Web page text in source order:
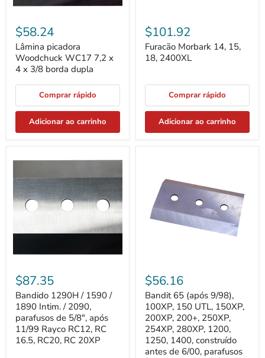
$58.24
Lâmina picadora
Woodchuck WC17 7,2 x
4 x 3/8 borda dupla
Comprar rápido
Adicionar ao carrinho
$101.92
Furacão Morbark 14, 15,
18, 2400XL
Comprar rápido
Adicionar ao carrinho
/
1590
/
1890
Intim.
2090,
de
11/99
Rayco
RC12,
RC
16.5,
RC20,
RC
20XP
$87.35
Bandido 1290H / 1590 /
1890 Intim. / 2090,
parafusos de 5/8", após
11/99 Rayco RC12, RC
16.5, RC20, RC 20XP
9/98),
100XP,
150
UTL,
150XP,
1200,
1250,
1400,
construído
antes
de
6/00,
parafusos
de
$56.16
Bandit 65 (após 9/98),
100XP, 150 UTL, 150XP,
200XP, 200+, 250XP,
254XP, 280XP, 1200,
1250, 1400, construído
antes de 6/00, parafusos